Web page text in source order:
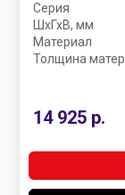
Серия
ШхГхВ, мм
Материал
Толщина
14 925 р.